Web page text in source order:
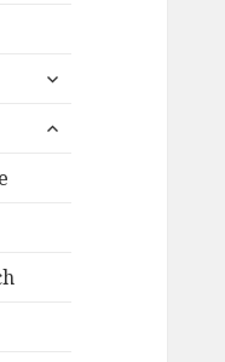
ouvrir
sous-
ouvrir